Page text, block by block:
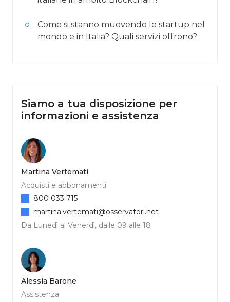
Come si stanno muovendo le startup nel
mondo e in Italia? Quali servizi offrono?
Siamo a tua disposizione per
informazioni e assistenza
Martina Vertemati
Acquisti e abbonamenti
Da Lunedì al Venerdì, dalle 09 alle 18
800 033 715
martina.vertemati@osservatori.net
Alessia Barone
Assistenza